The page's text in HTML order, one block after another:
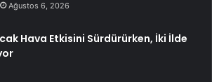
Ağustos 6, 2026
Hava Etkisini Sürdürürken, İki İlde